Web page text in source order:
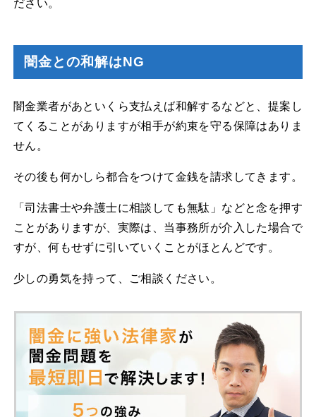
ださい。
闇金との和解はNG
闇金業者があといくら支払えば和解するなどと、提案し
てくることがありますが相手が約束を守る保障はありま
せん。
その後も何かしら都合をつけて金銭を請求してきます。
「司法書士や弁護士に相談しても無駄」などと念を押す
ことがありますが、実際は、当事務所が介入した場合で
すが、何もせずに引いていくことがほとんどです。
少しの勇気を持って、ご相談ください。